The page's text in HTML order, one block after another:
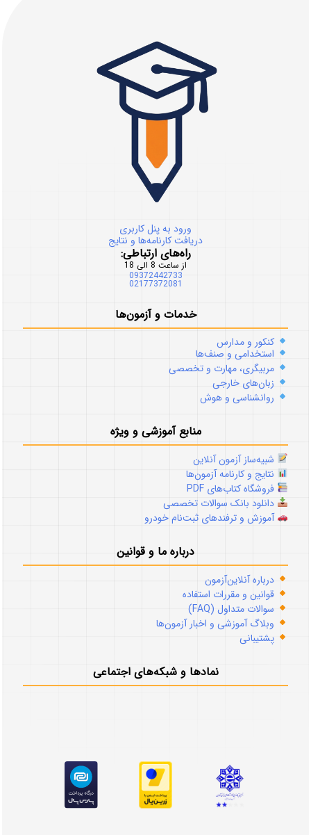
ورود به پنل کاربری
دریافت کارنامه‌ها و نتایج
راه‌های ارتباطی:
از ساعت 8 الی 18
09372442733
02177372081
خدمات و آزمون‌ها
کنکور و مدارس
استخدامی و صنف‌ها
مربیگری، مهارت و تخصصی
زبان‌های خارجی
روانشناسی و هوش
منابع آموزشی و ویژه
شبیه‌ساز آزمون آنلاین
نتایج و کارنامه آزمون‌ها
فروشگاه کتاب‌های PDF
دانلود بانک سوالات تخصصی
آموزش و ترفندهای ثبت‌نام خودرو
درباره ما و قوانین
درباره آنلاین‌آزمون
قوانین و مقررات استفاده
سوالات متداول (FAQ)
وبلاگ آموزشی و اخبار آزمون‌ها
پشتیبانی
نمادها و شبکه‌های اجتماعی